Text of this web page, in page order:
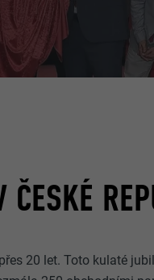
20 let. Toto kulaté